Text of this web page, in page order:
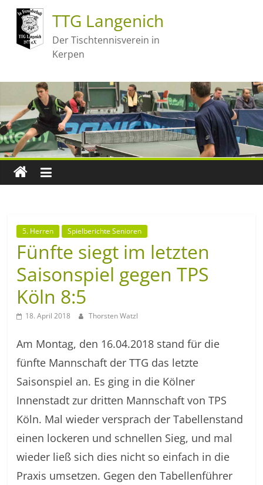
TTG Langenich
Der Tischtennisverein in
Kerpen
5. Herren Spielberichte Senioren
Fünfte siegt im letzten
Saisonspiel gegen TPS
Köln 8:5
18. April 2018 Thorsten Watzl
Am Montag, den 16.04.2018 stand für die
fünfte Mannschaft der TTG das letzte
Saisonspiel an. Es ging in die Kölner
Innenstadt zur dritten Mannschaft von TPS
Köln. Mal wieder versprach der Tabellenstand
einen lockeren und schnellen Sieg, und mal
wieder ließ sich dies nicht so einfach in die
Praxis umsetzen. Gegen den Tabellenführer